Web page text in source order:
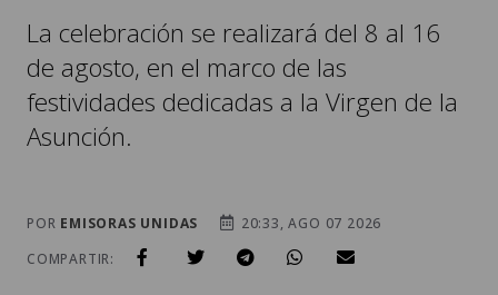
La celebración se realizará del 8 al 16
de agosto, en el marco de las
festividades dedicadas a la Virgen de la
Asunción.
POR EMISORAS UNIDAS
20:33, AGO 07 2026
COMPARTIR: